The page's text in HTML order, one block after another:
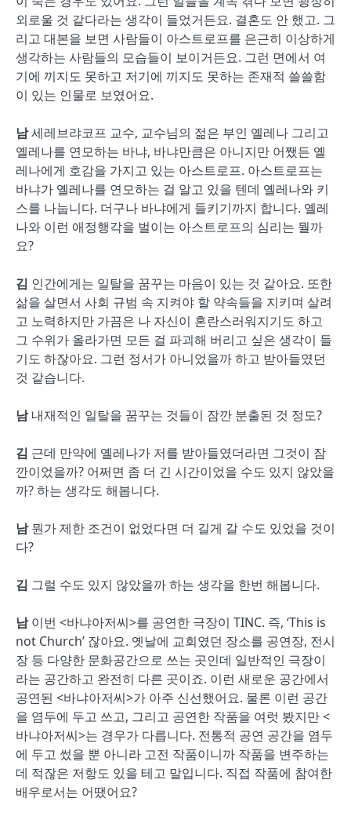
외로울 것 같다라는 생각이 들었거든요. 결혼도 안 했고. 그
리고 대본을 보면 사람들이 아스트로프를 은근히 이상하게
생각하는 사람들의 모습들이 보이거든요. 그런 면에서 여
기에 끼지도 못하고 저기에 끼지도 못하는 존재적 쓸쓸함
이 있는 인물로 보였어요.
남세레브랴코프 교수, 교수님의 젊은 부인 옐레나 그리고
옐레나를 연모하는 바냐, 바냐만큼은 아니지만 어쨌든 옐
레나에게 호감을 가지고 있는 아스트로프. 아스트로프는
바냐가 옐레나를 연모하는 걸 알고 있을 텐데 옐레나와 키
스를 나눕니다. 더구나 바냐에게 들키기까지 합니다. 옐레
나와 이런 애정행각을 벌이는 아스트로프의 심리는 뭘까
요?
김 인간에게는 일탈을 꿈꾸는 마음이 있는 것 같아요. 또한
삶을 살면서 사회 규범 속 지켜야 할 약속들을 지키며 살려
고 노력하지만 가끔은 나 자신이 혼란스러워지기도 하고
그 수위가 올라가면 모든 걸 파괴해 버리고 싶은 생각이 들
기도 하잖아요. 그런 정서가 아니었을까 하고 받아들였던
것 같습니다.
남내재적인 일탈을 꿈꾸는 것들이 잠깐 분출된 것 정도?
김 근데 만약에 옐레나가 저를 받아들였더라면 그것이 잠
깐이었을까? 어쩌면 좀 더 긴 시간이었을 수도 있지 않았을
까? 하는 생각도 해봅니다.
남뭔가 제한 조건이 없었다면 더 길게 갈 수도 있었을 것이
다?
김 그럴 수도 있지 않았을까 하는 생각을 한번 해봅니다.
남이번 <바냐아저씨>를 공연한 극장이 TINC. 즉, ‘This is
not Church’ 잖아요. 옛날에 교회였던 장소를 공연장, 전시
장 등 다양한 문화공간으로 쓰는 곳인데 일반적인 극장이
라는 공간하고 완전히 다른 곳이죠. 이런 새로운 공간에서
공연된 <바냐아저씨>가 아주 신선했어요. 물론 이런 공간
을 염두에 두고 쓰고, 그리고 공연한 작품을 여럿 봤지만 <
바냐아저씨>는 경우가 다릅니다. 전통적 공연 공간을 염두
에 두고 썼을 뿐 아니라 고전 작품이니까 작품을 변주하는
데 적잖은 저항도 있을 테고 말입니다. 직접 작품에 참여한
배우로서는 어땠어요?